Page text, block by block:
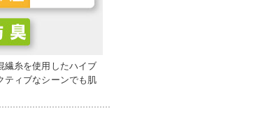
繊糸を使用したハイブ
ティブなシーンでも肌